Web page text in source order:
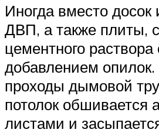
Иногда вместо досок
ДВП, а также плиты,
цементного раствора
добавлением
проходы дымовой
потолок обшивается
листами и